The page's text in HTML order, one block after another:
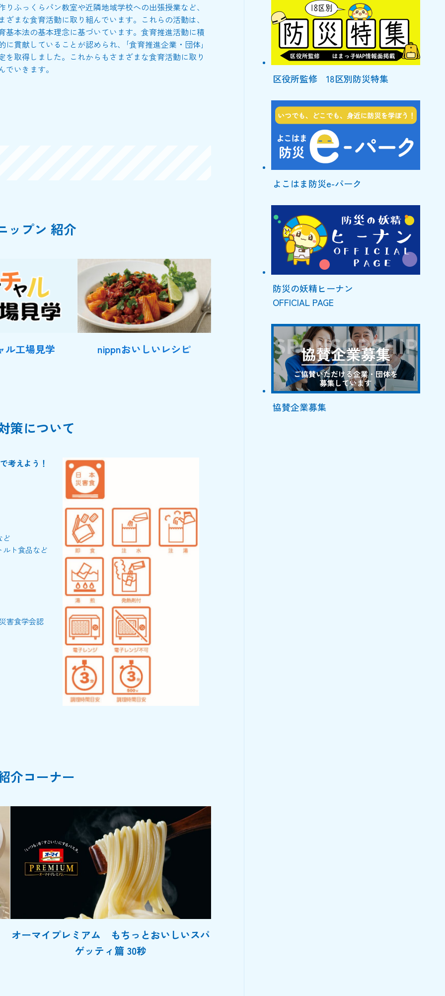
りふっくらパン教室や近隣地域学校への出張授業など、
ざまな食育活動に取り組んでいます。これらの活動は、
基本法の基本理念に基づいています。食育推進活動に積
に貫献していることが認められ、｢食育推進企業・団体｣
を取得しました。これからもさまざまな食育活動に取り
でいきます。
ップン 紹介
ル工場見学 nippnおいしいレシピ
策について
考えよう！
ど
ト食品など
害食学会認
介コーナー
オーマイプレミアム もちっとおいしいスパ
ゲッティ篇 30秒
区役所監修 18区別防災特集
よこはま防災e-パーク
防災の妖精ヒーナン
OFFICIAL PAGE
協賛企業募集